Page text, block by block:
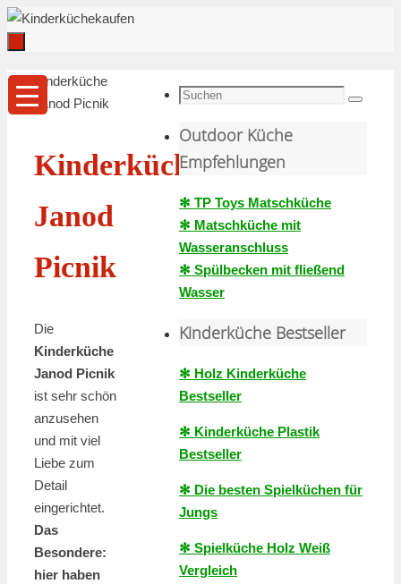
Zum
Inhalt
springen
Start
Kinderküche
Janod Picnik
Kinderküche
Janod
Picnik
Die
Kinderküche
Janod Picnik
ist sehr schön
anzusehen
und mit viel
Liebe zum
Detail
eingerichtet.
Das
Besondere:
hier haben
Suche
Suchen
Outdoor Küche
Empfehlungen
✻ TP Toys Matschküche
✻ Matschküche mit
Wasseranschluss
✻ Spülbecken mit fließend
Wasser
Kinderküche Bestseller
✻ Holz Kinderküche
Bestseller
✻ Kinderküche Plastik
Bestseller
✻ Die besten Spielküchen für
Jungs
✻ Spielküche Holz Weiß
Vergleich